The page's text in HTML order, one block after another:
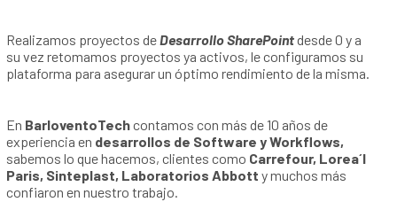
Realizamos proyectos deDesarrollo SharePointdesde 0 y a
su vez retomamos proyectos ya activos, le configuramos su
plataforma para asegurar un óptimo rendimiento de la misma.
En BarloventoTechcontamos con más de 10 años de
experiencia en desarrollos de Software y Workflows,
sabemos lo que hacemos, clientes como Carrefour, Lorea´l
Paris, Sinteplast, Laboratorios Abbotty muchos más
confiaron en nuestro trabajo.